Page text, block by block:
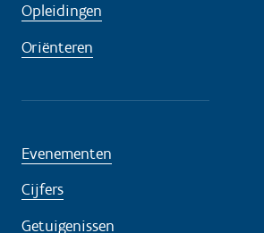
Opleidingen
Oriënteren
Evenementen
Cijfers
Getuigenissen